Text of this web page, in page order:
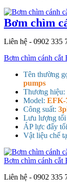
Bơm chìm
Liên hệ - 0902 335
Bơm chìm cánh cắt
Tên thường
pumps
Thương hiệu:
Model: EFK-
Công suất:
Lưu lượng tối
ÁP lực đẩy
Vật liệu chế
Bơm chìm cánh cắt
Liên hệ - 0902 335